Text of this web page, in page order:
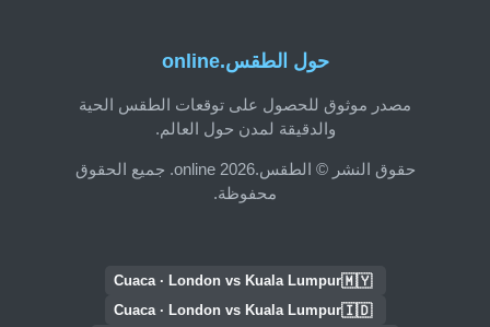
حول الطقس.online
مصدر موثوق للحصول على توقعات الطقس الحية
والدقيقة لمدن حول العالم.
حقوق النشر © الطقس.online 2026. جميع الحقوق
محفوظة.
🇲🇾
Cuaca · London vs Kuala Lumpur
🇮🇩
Cuaca · London vs Kuala Lumpur